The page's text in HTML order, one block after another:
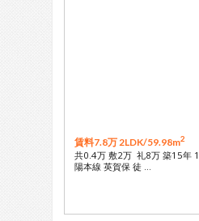
賃料7.8万 2LDK/59.98m2
共0.4万 敷2万 礼8万 築15年
陽本線 英賀保 徒 …